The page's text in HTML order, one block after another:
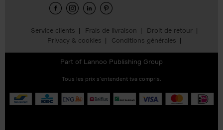
Service clients Frais de livraison
Droit de retour
Privacy & cookies
Conditions générales
Part of Lannoo Publishing Group
Tous les prix s’entendent tva compris.